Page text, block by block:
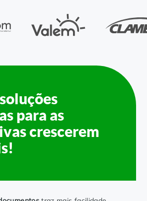
de Documentos Físicos
para as
crescerem